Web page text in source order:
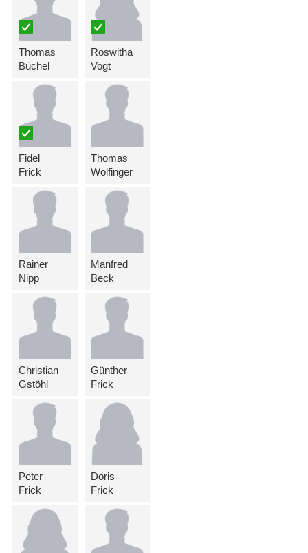
Thomas
Büchel
Fidel
Frick
Rainer
Nipp
Christian
Gstöhl
Peter
Frick
Roswitha
Vogt
Thomas
Wolfinger
Manfred
Beck
Günther
Frick
Doris
Frick